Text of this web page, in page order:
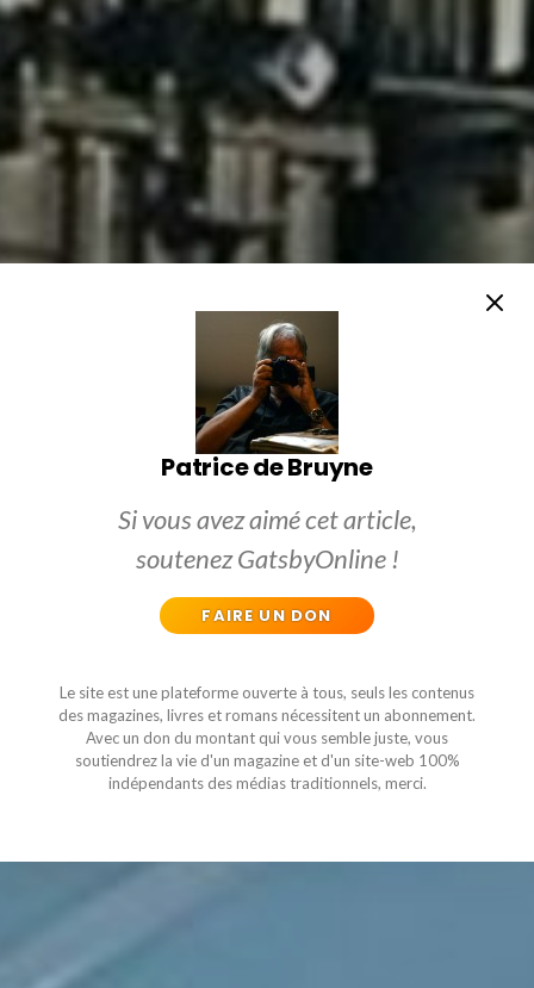
Patrice de Bruyne
Si vous avez aimé cet article,
soutenez GatsbyOnline !
FAIRE UN DON
Le site est une plateforme ouverte à tous, seuls les contenus
des magazines, livres et romans nécessitent un abonnement.
Avec un don du montant qui vous semble juste, vous
soutiendrez la vie d'un magazine et d'un site-web 100%
indépendants des médias traditionnels, merci.